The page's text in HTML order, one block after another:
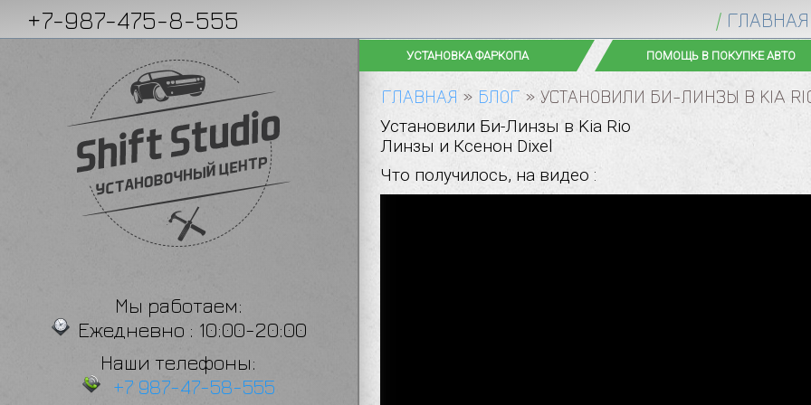
+7-987-475-8-555 ГЛАВНАЯ
Мы работаем:
Ежедневно : 10:00-20:00
Наши телефоны:
+7 987-47-58-555
АНТИГРАВИЙ | ТОНИРОВАНИЕ АВТОСТЕКЛА
ГЛАВНАЯ » БЛОГ » УСТАНОВИЛИ БИ-ЛИНЗЫ В KIA
Установили Би-Линзы в Kia Rio
Линзы и Ксенон Dixel
Что получилось, на видео :